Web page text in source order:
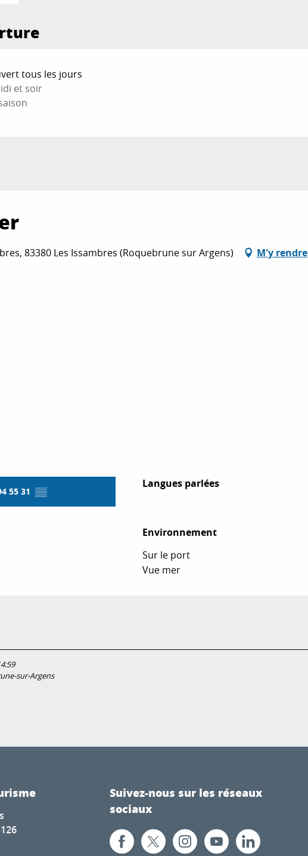
tous les jours
et soir
83380 Les Issambres (Roquebrune sur Argens) M'y rendre
55 31 ▒▒
Langues parlées
Langues parlées
Environnement
Environnement
Sur le port
Vue mer
sur-Argens
Suivez-nous sur les réseaux
sociaux